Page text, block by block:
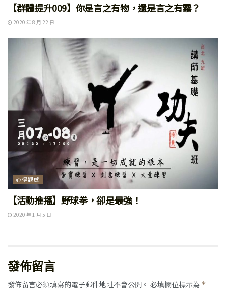
【群體提升009】你是言之有物，還是言之有霧？
2020 年 8 月 22 日
心得觀感
【活動推播】野球拳，卻是最強！
2020 年 1 月 5 日
發佈留言
發佈留言必須填寫的電子郵件地址不會公開。 必填欄位標示為 *